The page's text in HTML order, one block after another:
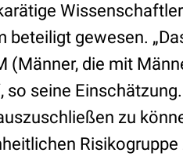
beteiligt gewesen.
(Männer, die mit
seine
zu